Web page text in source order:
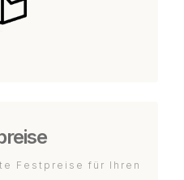
Festpreise für Ihren